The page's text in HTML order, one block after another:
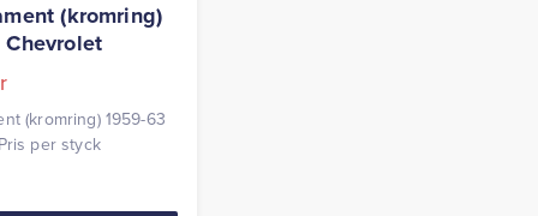
(kromring)
(kromring) 1959-63
per styck